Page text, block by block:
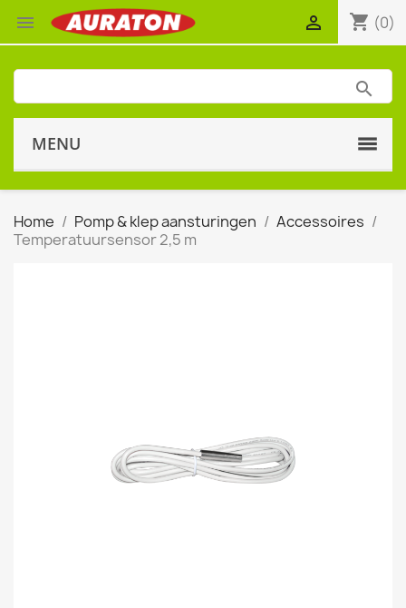
 shopping_cart (0)

MENU
Home Pomp & klep aansturingen
Accessoires
Temperatuursensor 2,5 m